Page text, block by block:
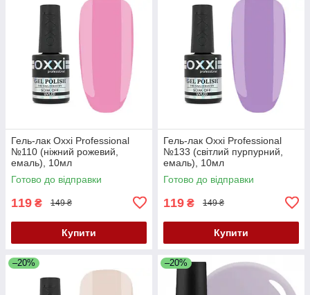
Гель-лак Oxxi Professional
№110 (ніжний рожевий,
емаль), 10мл
Готово до відправки
119 ₴ 149 ₴
Купити
Гель-лак Oxxi Professional
№133 (світлий пурпурний,
емаль), 10мл
Готово до відправки
119 ₴ 149 ₴
Купити
–20% –20%